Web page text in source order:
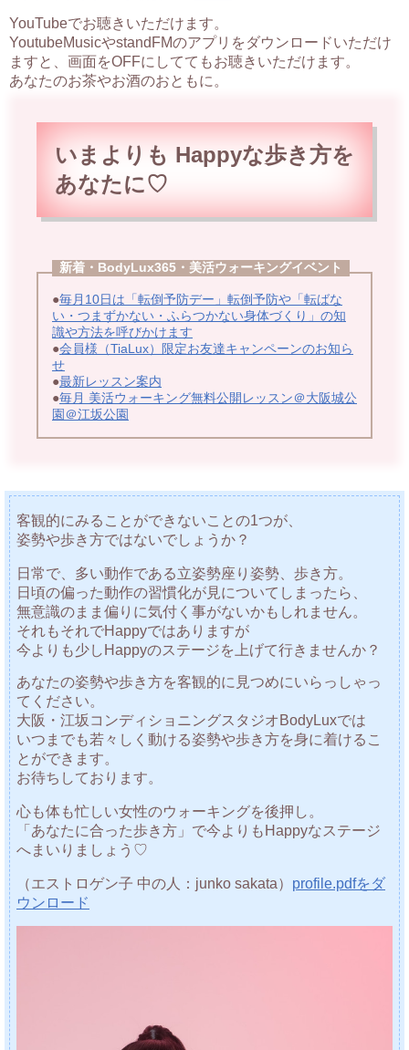
YouTubeでお聴きいただけます。
YoutubeMusicやstandFMのアプリをダウンロードいただけ
ますと、画面をOFFにしててもお聴きいただけます。
あなたのお茶やお酒のおともに。
いまよりも Happyな歩き方を
あなたに♡
新着・BodyLux365・美活ウォーキングイベント
●毎月10日は「転倒予防デー」転倒予防や「転ばな
い・つまずかない・ふらつかない身体づくり」の知
識や方法を呼びかけます
●会員様（TiaLux）限定お友達キャンペーンのお知ら
せ
●最新レッスン案内
●毎月 美活ウォーキング無料公開レッスン＠大阪城公
園＠江坂公園
客観的にみることができないことの1つが、
姿勢や歩き方ではないでしょうか？
日常で、多い動作である立姿勢座り姿勢、歩き方。
日頃の偏った動作の習慣化が見についてしまったら、
無意識のまま偏りに気付く事がないかもしれません。
それもそれでHappyではありますが
今よりも少しHappyのステージを上げて行きませんか？
あなたの姿勢や歩き方を客観的に見つめにいらっしゃっ
てください。
大阪・江坂コンディショニングスタジオBodyLuxでは
いつまでも若々しく動ける姿勢や歩き方を身に着けるこ
とができます。
お待ちしております。
心も体も忙しい女性のウォーキングを後押し。
「あなたに合った歩き方」で今よりもHappyなステージ
へまいりましょう♡
（エストロゲン子 中の人：junko sakata） profile.pdfをダ
ウンロード